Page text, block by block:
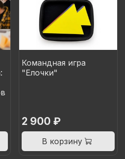
Командная игра
"Елочки"
2 900 ₽
В корзину